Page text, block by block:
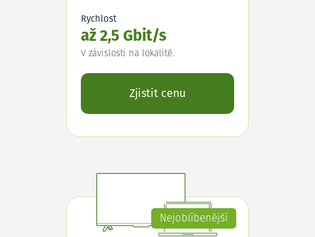
Rychlost
až 2,5 Gbit/s
V závislosti na lokalitě.
Zjistit cenu
Nejoblíbenější